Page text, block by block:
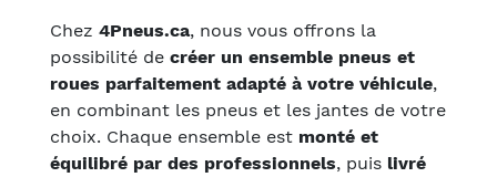
Chez 4Pneus.ca, nous vous offrons la
possibilité de créer un ensemble pneus et
roues parfaitement adapté à votre véhicule,
en combinant les pneus et les jantes de votre
choix. Chaque ensemble est monté et
équilibré par des professionnels, puis livré